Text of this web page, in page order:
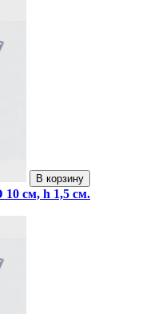
В корзину
см, h 1,5 см.